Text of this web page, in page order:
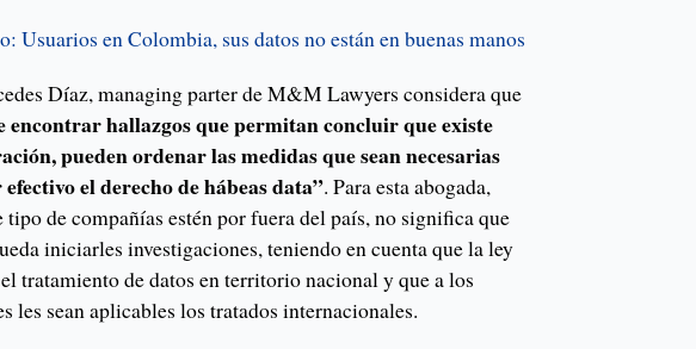
Usuarios en Colombia, sus datos no están en buenas manos
Díaz, managing parter de M&M Lawyers considera que
encontrar hallazgos que permitan concluir que existe
pueden ordenar las medidas que sean necesarias
el derecho de hábeas data”. Para esta abogada,
tipo de compañías estén por fuera del país, no significa que
iniciarles investigaciones, teniendo en cuenta que la ley
tratamiento de datos en territorio nacional y que a los
les sean aplicables los tratados internacionales.